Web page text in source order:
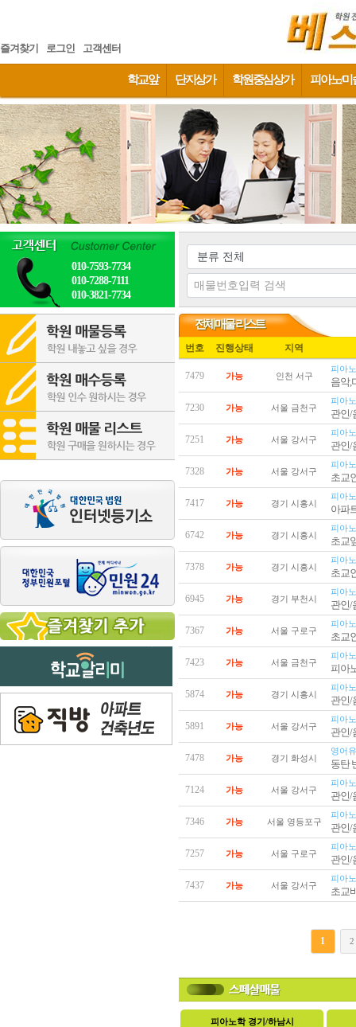
즐겨찾기 로그인 고객센터
학교앞 단지상가 학원중심상가 피아노/미
010-7593-7734
010-7288-7111
010-3821-7734
전체매물 리스트
번호 진행상태 지역
7479 가능 인천 서구
피아
음악,
7230 가능 서울 금천구
피아
관인/
7251 가능 서울 강서구
피아
관인/
7328 가능 서울 강서구
피아
초교
7417 가능 경기 시흥시
피아
아파
6742 가능 경기 시흥시
피아
초교
7378 가능 경기 시흥시
피아
초교
6945 가능 경기 부천시
피아
관인/
7367 가능 서울 구로구
피아
초교
7423 가능 서울 금천구
피아
피아
5874 가능 경기 시흥시
피아
관인/
5891 가능 서울 강서구
피아
관인/
7478 가능 경기 화성시
영어
동탄
7124 가능 서울 강서구
피아
관인/
7346 가능 서울 영등포구
피아
관인/
7257 가능 서울 구로구
피아
관인/
7437 가능 서울 강서구
피아
초교
1 2
피아노학 경기/하남시